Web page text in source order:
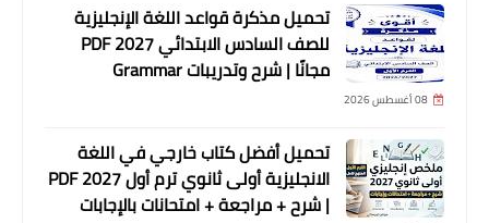
تحميل مذكرة قواعد اللغة الإنجليزية
للصف السادس الابتدائي 2027 PDF
مجانًا | شرح وتدريبات Grammar
08 أغسطس 2026
تحميل أفضل كتاب خارجي في اللغة
الانجليزية أولى ثانوي ترم أول 2027 PDF
| شرح + مراجعة + امتحانات بالإجابات